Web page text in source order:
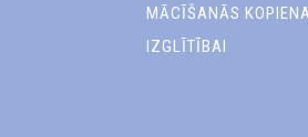
MĀCĪŠANĀS
IZGLĪTĪBAI